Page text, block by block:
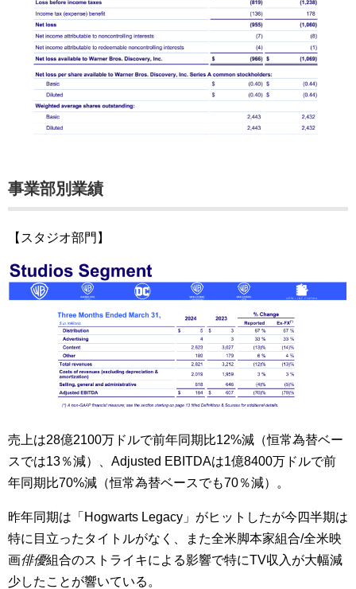
事業部別業績
【スタジオ部門】
売上は28億2100万ドルで前年同期比12%減（恒常為替ベー
スでは13％減）、Adjusted EBITDAは1億8400万ドルで前
年同期比70%減（恒常為替ベースでも70％減）。
昨年同期は「Hogwarts Legacy」がヒットしたが今四半期は
特に目立ったタイトルがなく、また全米脚本家組合/全米映
画俳優組合のストライキによる影響で特にTV収入が大幅減
少したことが響いている。